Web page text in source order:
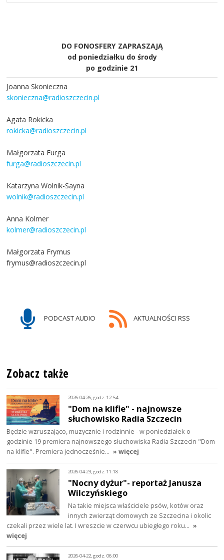
DO FONOSFERY ZAPRASZAJĄ
od poniedziałku do środy
po godzinie 21
Joanna Skonieczna
skonieczna@radioszczecin.pl
Agata Rokicka
rokicka@radioszczecin.pl
Małgorzata Furga
furga@radioszczecin.pl
Katarzyna Wolnik-Sayna
wolnik@radioszczecin.pl
Anna Kolmer
kolmer@radioszczecin.pl
Małgorzata Frymus
frymus@radioszczecin.pl
PODCAST AUDIO AKTUALNOŚCI RSS
Zobacz także
2026-04-26, godz. 12:54
"Dom na klifie" - najnowsze
słuchowisko Radia Szczecin
Będzie wzruszająco, muzycznie i rodzinnie - w poniedziałek o
godzinie 19 premiera najnowszego słuchowiska Radia Szczecin "Dom
na klifie". Premiera jednocześnie… » więcej
2026-04-23, godz. 11:18
"Nocny dyżur"- reportaż Janusza
Wilczyńskiego
Na takie miejsca właściciele psów, kotów oraz
innych zwierząt domowych ze Szczecina i okolic
czekali przez wiele lat. I wreszcie w czerwcu ubiegłego roku… »
więcej
2026-04-22, godz. 06:00